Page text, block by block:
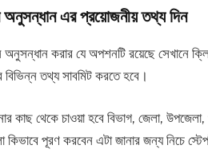
অনুসন্ধান এর প্রয়োজনীয় তথ্য দিন
অনুসন্ধান করার যে অপশনটি রয়েছে
তথ্য সাবমিট করতে হবে।
কাছ থেকে চাওয়া হবে বিভাগ, জেলা,
পূরণ করবেন এটা জানার জন্য নিচে